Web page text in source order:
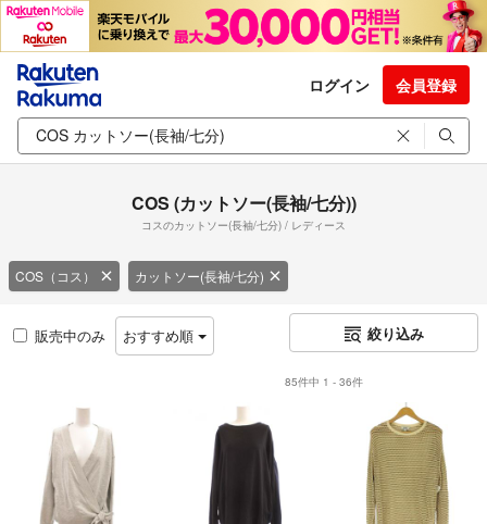
ログイン 会員登録
COS (カットソー(長袖/七分))
コスのカットソー(長袖/七分) / レディース
COS（コス） カットソー(長袖/七分)
販売中のみ おすすめ順 絞り込み
85件中 1 - 36件